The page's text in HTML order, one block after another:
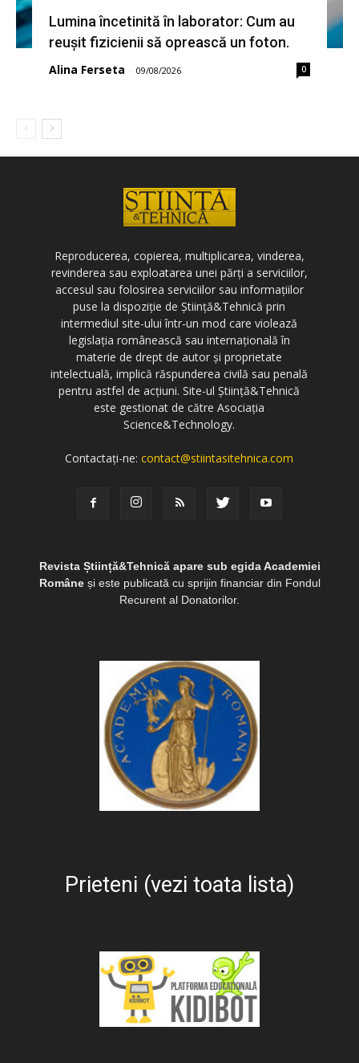
Lumina încetinită în laborator: Cum au
reușit fizicienii să oprească un foton.
Alina Ferseta - 09/08/2026 0
Reproducerea, copierea, multiplicarea, vinderea,
revinderea sau exploatarea unei părți a serviciilor,
accesul sau folosirea serviciilor sau informațiilor
puse la dispoziție de Știință&Tehnică prin
intermediul site-ului într-un mod care violează
legislația românească sau internațională în
materie de drept de autor și proprietate
intelectuală, implică răspunderea civilă sau penală
pentru astfel de acțiuni. Site-ul Știință&Tehnică
este gestionat de către Asociația
Science&Technology.
Contactați-ne:contact@stiintasitehnica.com
Revista Știință&Tehnică apare sub egida Academiei
Româneși este publicată cu sprijin financiar din Fondul
Recurent al Donatorilor.
Prieteni (vezi toata lista)